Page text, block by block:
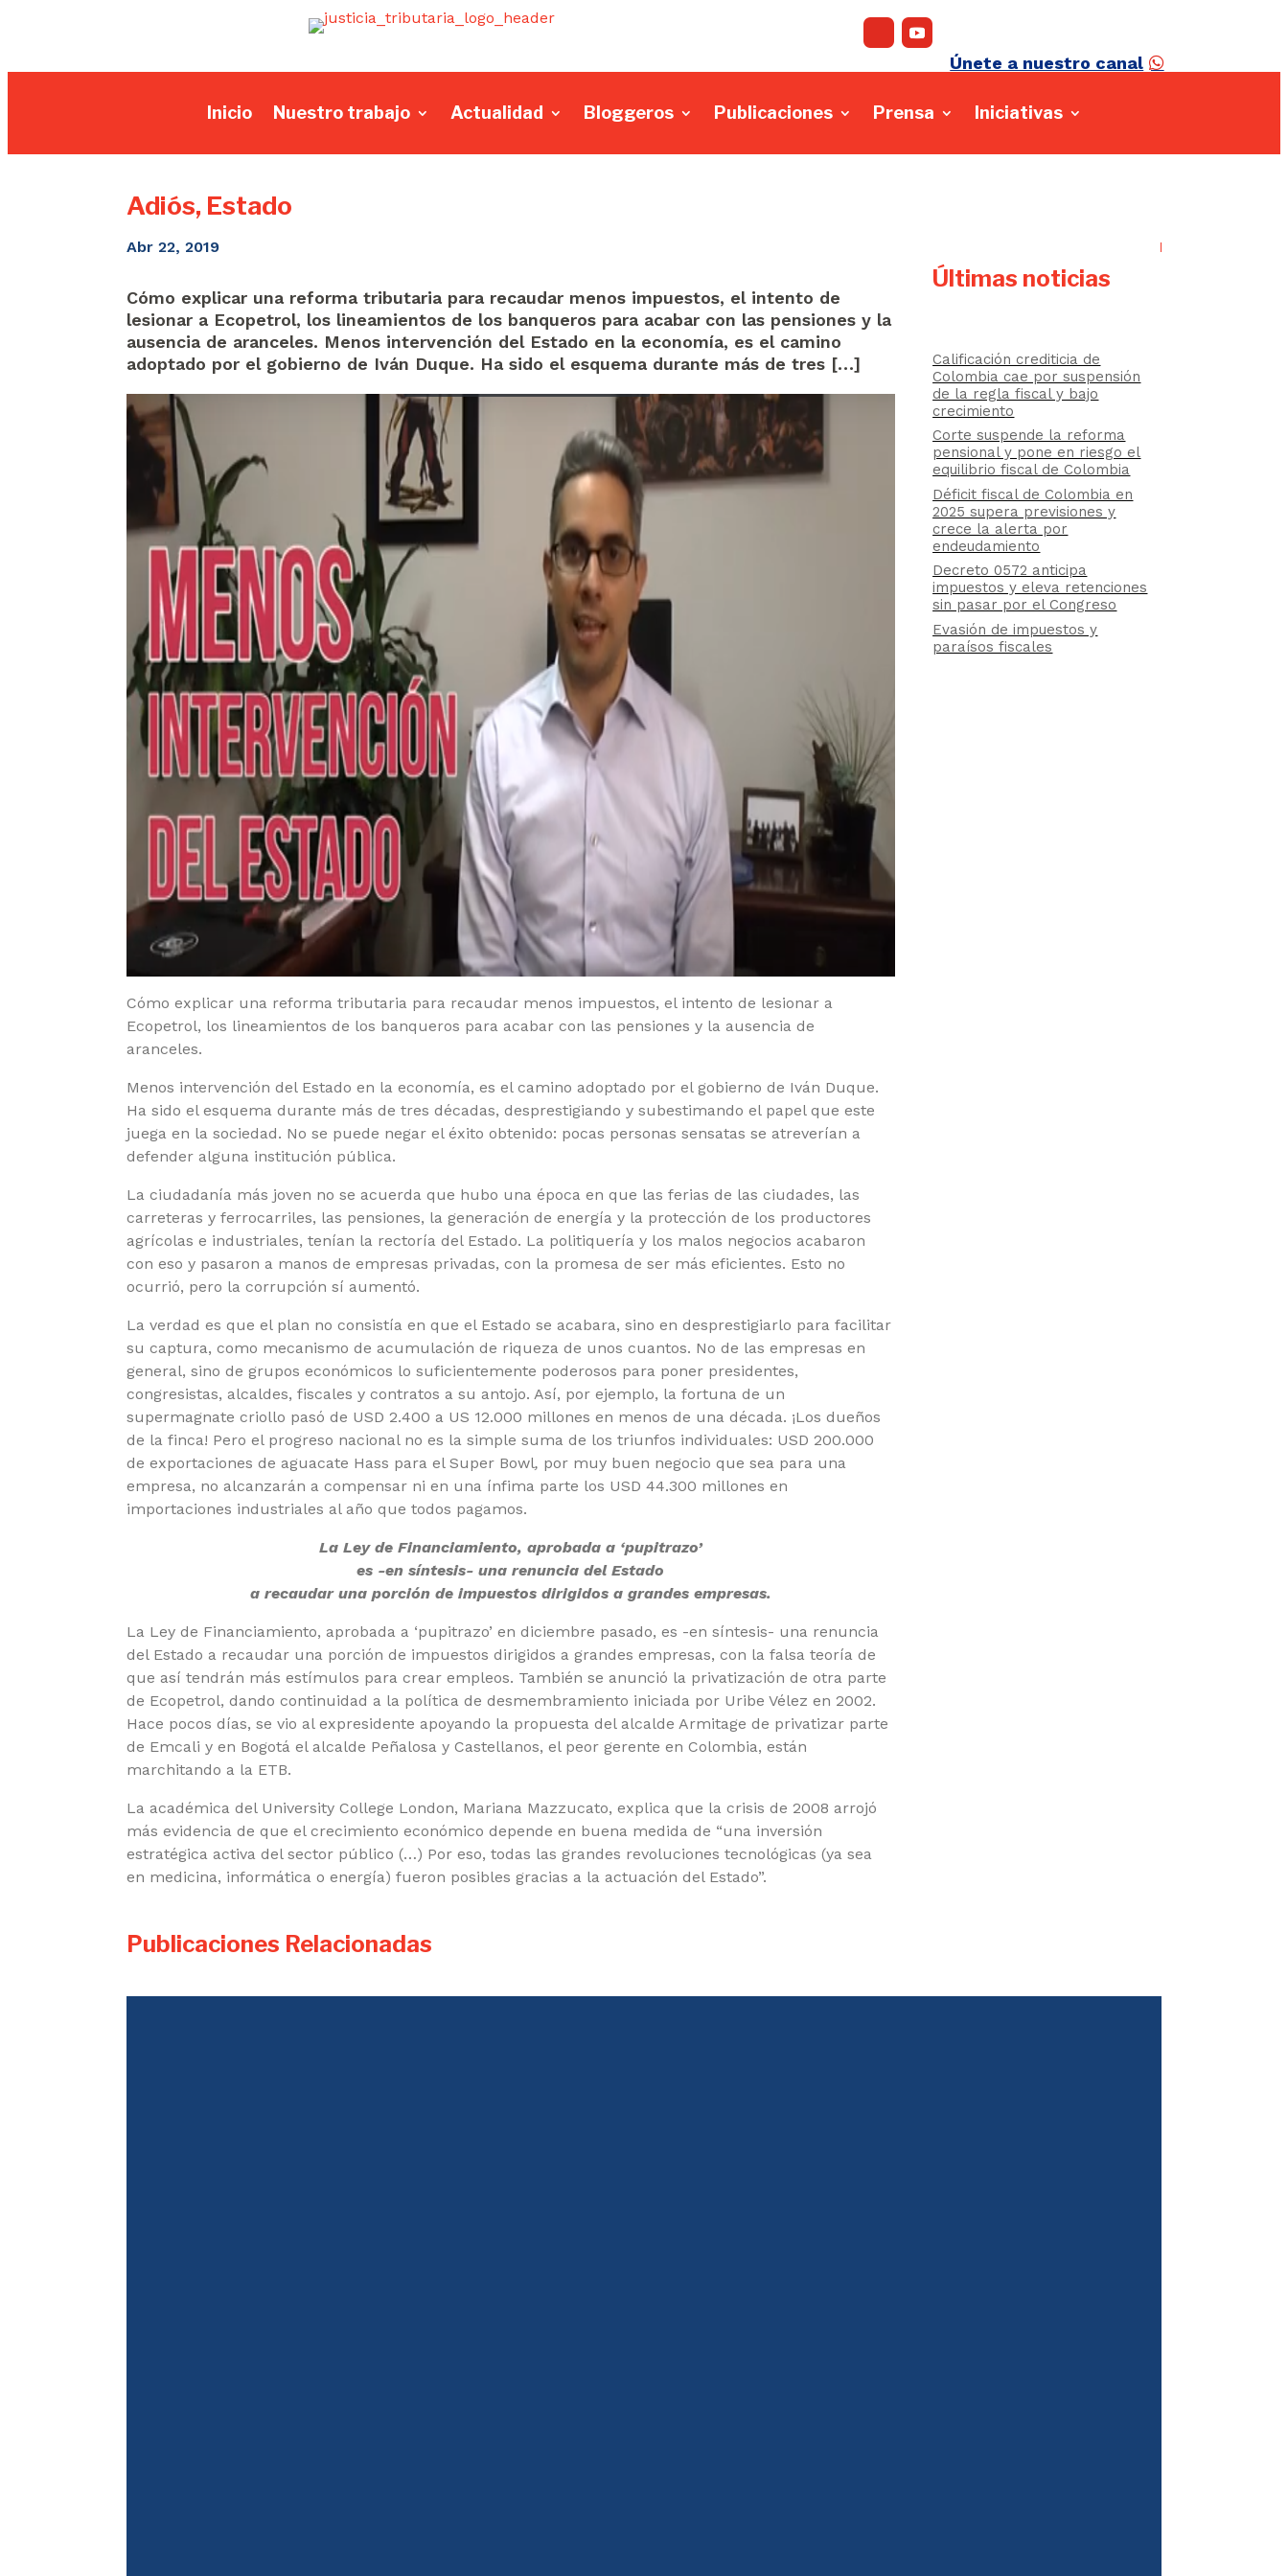
Únete a nuestro canal
Inicio Nuestro trabajo Actualidad Bloggeros Publicaciones Prensa Iniciativas
Adiós, Estado
Abr 22, 2019
Cómo explicar una reforma tributaria para recaudar menos impuestos, el intento de
lesionar a Ecopetrol, los lineamientos de los banqueros para acabar con las pensiones y la
ausencia de aranceles. Menos intervención del Estado en la economía, es el camino
adoptado por el gobierno de Iván Duque. Ha sido el esquema durante más de tres […]
Cómo explicar una reforma tributaria para recaudar menos impuestos, el intento de lesionar a
Ecopetrol, los lineamientos de los banqueros para acabar con las pensiones y la ausencia de
aranceles.
Menos intervención del Estado en la economía, es el camino adoptado por el gobierno de Iván Duque.
Ha sido el esquema durante más de tres décadas, desprestigiando y subestimando el papel que este
juega en la sociedad. No se puede negar el éxito obtenido: pocas personas sensatas se atreverían a
defender alguna institución pública.
La ciudadanía más joven no se acuerda que hubo una época en que las ferias de las ciudades, las
carreteras y ferrocarriles, las pensiones, la generación de energía y la protección de los productores
agrícolas e industriales, tenían la rectoría del Estado. La politiquería y los malos negocios acabaron
con eso y pasaron a manos de empresas privadas, con la promesa de ser más eficientes. Esto no
ocurrió, pero la corrupción sí aumentó.
La verdad es que el plan no consistía en que el Estado se acabara, sino en desprestigiarlo para facilitar
su captura, como mecanismo de acumulación de riqueza de unos cuantos. No de las empresas en
general, sino de grupos económicos lo suficientemente poderosos para poner presidentes,
congresistas, alcaldes, fiscales y contratos a su antojo. Así, por ejemplo, la fortuna de un
supermagnate criollo pasó de USD 2.400 a US 12.000 millones en menos de una década. ¡Los dueños
de la finca! Pero el progreso nacional no es la simple suma de los triunfos individuales: USD 200.000
de exportaciones de aguacate Hass para el Super Bowl, por muy buen negocio que sea para una
empresa, no alcanzarán a compensar ni en una ínfima parte los USD 44.300 millones en
importaciones industriales al año que todos pagamos.
La Ley de Financiamiento, aprobada a ‘pupitrazo’
es -en síntesis- una renuncia del Estado
a recaudar una porción de impuestos dirigidos a grandes empresas.
La Ley de Financiamiento, aprobada a ‘pupitrazo’ en diciembre pasado, es -en síntesis- una renuncia
del Estado a recaudar una porción de impuestos dirigidos a grandes empresas, con la falsa teoría de
que así tendrán más estímulos para crear empleos. También se anunció la privatización de otra parte
de Ecopetrol, dando continuidad a la política de desmembramiento iniciada por Uribe Vélez en 2002.
Hace pocos días, se vio al expresidente apoyando la propuesta del alcalde Armitage de privatizar parte
de Emcali y en Bogotá el alcalde Peñalosa y Castellanos, el peor gerente en Colombia, están
marchitando a la ETB.
La académica del University College London, Mariana Mazzucato, explica que la crisis de 2008 arrojó
más evidencia de que el crecimiento económico depende en buena medida de “una inversión
estratégica activa del sector público (…) Por eso, todas las grandes revoluciones tecnológicas (ya sea
en medicina, informática o energía) fueron posibles gracias a la actuación del Estado”.
Últimas noticias
Calificación crediticia de
Colombia cae por suspensión
de la regla fiscal y bajo
crecimiento
Corte suspende la reforma
pensional y pone en riesgo el
equilibrio fiscal de Colombia
Déficit fiscal de Colombia en
2025 supera previsiones y
crece la alerta por
endeudamiento
Decreto 0572 anticipa
impuestos y eleva retenciones
sin pasar por el Congreso
Evasión de impuestos y
paraísos fiscales
Publicaciones Relacionadas